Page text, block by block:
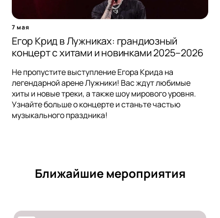
7 мая
Егор Крид в Лужниках: грандиозный
концерт с хитами и новинками 2025–2026
Не пропустите выступление Егора Крида на
легендарной арене Лужники! Вас ждут любимые
хиты и новые треки, а также шоу мирового уровня.
Узнайте больше о концерте и станьте частью
музыкального праздника!
Ближайшие мероприятия